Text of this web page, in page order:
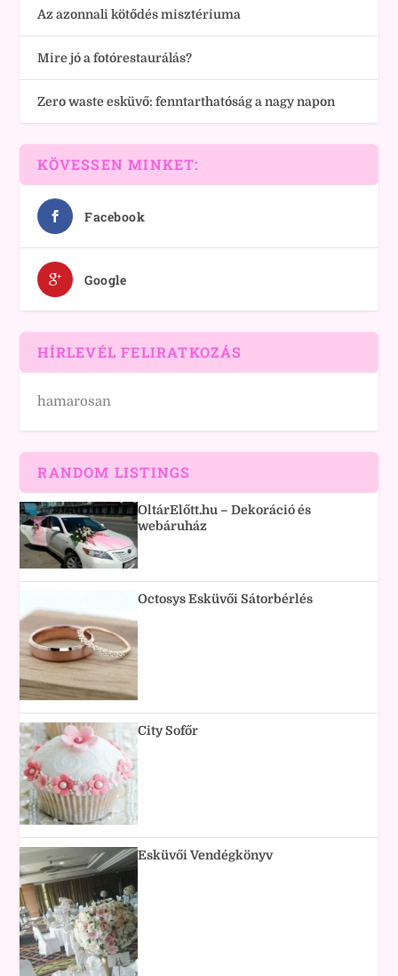
Az azonnali kötődés misztériuma
Mire jó a fotórestaurálás?
Zero waste esküvő: fenntarthatóság a nagy napon
KÖVESSEN MINKET:
Facebook
Google
HÍRLEVÉL FELIRATKOZÁS
hamarosan
RANDOM LISTINGS
OltárElőtt.hu – Dekoráció és
webáruház
Octosys Esküvői Sátorbérlés
City Sofőr
Esküvői Vendégkönyv